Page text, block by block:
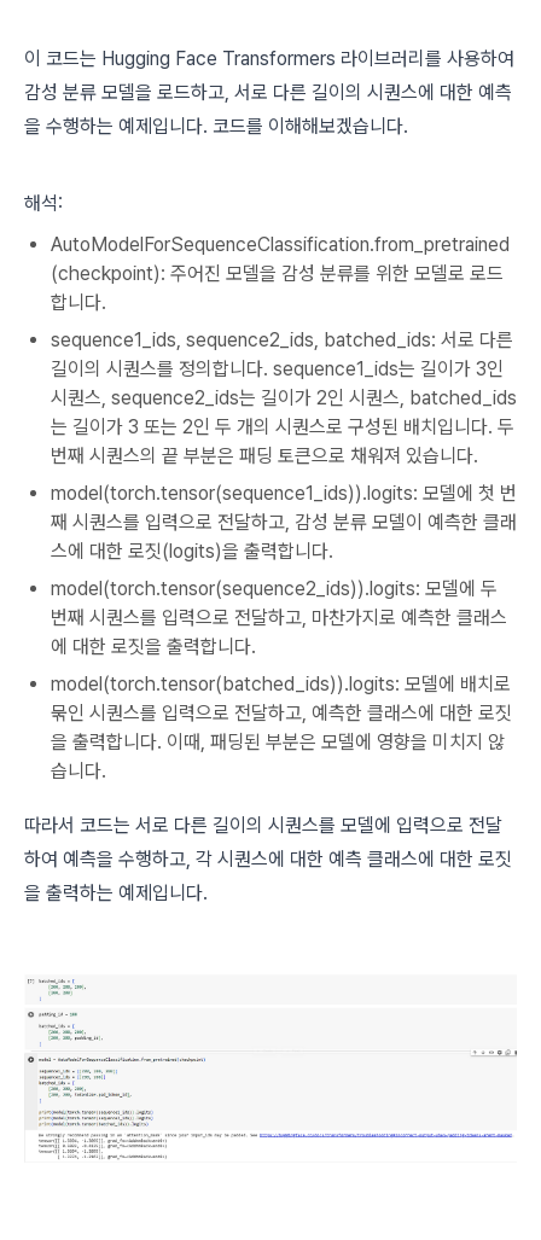
이 코드는 Hugging Face Transformers 라이브러리를 사용하여
감성 분류 모델을 로드하고, 서로 다른 길이의 시퀀스에 대한 예측
을 수행하는 예제입니다. 코드를 이해해보겠습니다.
해석:
AutoModelForSequenceClassification.from_pretrained
(checkpoint): 주어진 모델을 감성 분류를 위한 모델로 로드
합니다.
sequence1_ids, sequence2_ids, batched_ids: 서로 다른
길이의 시퀀스를 정의합니다. sequence1_ids는 길이가 3인
시퀀스, sequence2_ids는 길이가 2인 시퀀스, batched_ids
는 길이가 3 또는 2인 두 개의 시퀀스로 구성된 배치입니다. 두
번째 시퀀스의 끝 부분은 패딩 토큰으로 채워져 있습니다.
model(torch.tensor(sequence1_ids)).logits: 모델에 첫 번
째 시퀀스를 입력으로 전달하고, 감성 분류 모델이 예측한 클래
스에 대한 로짓(logits)을 출력합니다.
model(torch.tensor(sequence2_ids)).logits: 모델에 두
번째 시퀀스를 입력으로 전달하고, 마찬가지로 예측한 클래스
에 대한 로짓을 출력합니다.
model(torch.tensor(batched_ids)).logits: 모델에 배치로
묶인 시퀀스를 입력으로 전달하고, 예측한 클래스에 대한 로짓
을 출력합니다. 이때, 패딩된 부분은 모델에 영향을 미치지 않
습니다.
따라서 코드는 서로 다른 길이의 시퀀스를 모델에 입력으로 전달
하여 예측을 수행하고, 각 시퀀스에 대한 예측 클래스에 대한 로짓
을 출력하는 예제입니다.